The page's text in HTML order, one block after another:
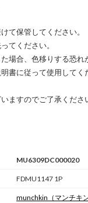
て保管してください。
てください。
場合、色移りする恐れ
書に従って使用してく
ますのでご了承くださ
MU6309DC000020
FDMU1147 1P
munchkin （マンチキ